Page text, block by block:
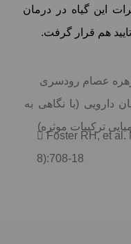
این گیاه در درمان
هم قرار گرفت.
زهره عصام رودسری
دارویی (با نگاهی به
ترکیبات موثره)
 Foster RH, et al.
8):708-18